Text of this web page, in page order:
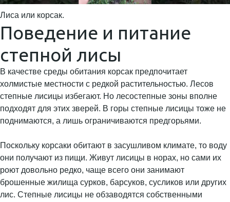
Лиса или корсак.
Поведение и питание
степной лисы
В качестве среды обитания корсак предпочитает
холмистые местности с редкой растительностью. Лесов
степные лисицы избегают. Но лесостепные зоны вполне
подходят для этих зверей. В горы степные лисицы тоже не
поднимаются, а лишь ограничиваются предгорьями.
Поскольку корсаки обитают в засушливом климате, то воду
они получают из пищи. Живут лисицы в норах, но сами их
роют довольно редко, чаще всего они занимают
брошенные жилища сурков, барсуков, сусликов или других
лис. Степные лисицы не обзаводятся собственными